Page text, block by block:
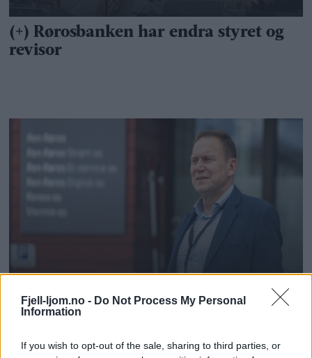
Fjell-ljom.no - Do Not Process My Personal
Information
If you wish to opt-out of the sale, sharing to third parties, or